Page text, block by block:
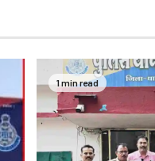
1 min read